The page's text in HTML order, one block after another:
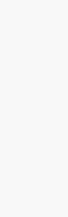
erfolgt sind.
Raum werden